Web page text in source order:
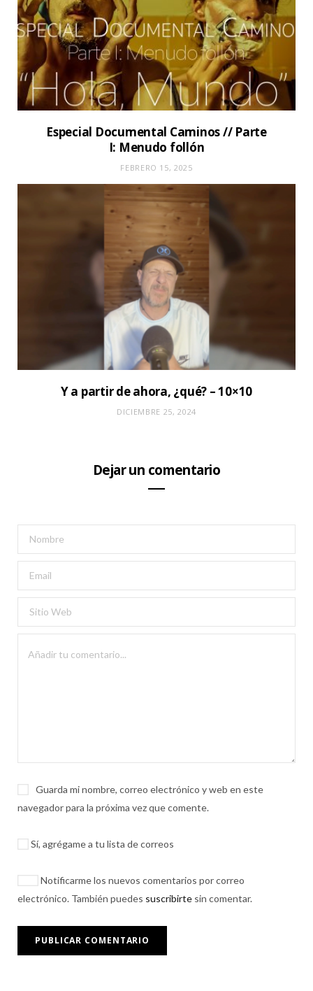
Especial Documental Caminos // Parte
I: Menudo follón
FEBRERO 15, 2025
Y a partir de ahora, ¿qué? – 10×10
DICIEMBRE 25, 2024
Dejar un comentario
Guarda mi nombre, correo electrónico y web en este
navegador para la próxima vez que comente.
Sí, agrégame a tu lista de correos
Notificarme los nuevos comentarios por correo
electrónico. También puedes suscribirte sin comentar.